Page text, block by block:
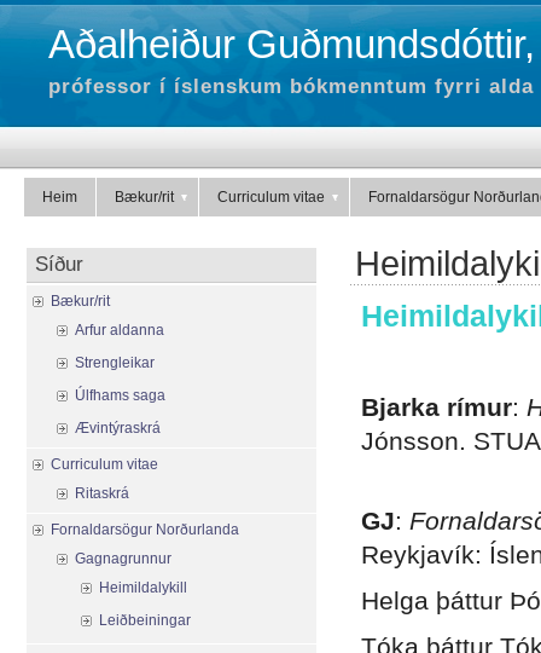
Aðalheiður Guðmundsdóttir,
prófessor í íslenskum bókmenntum fyrri alda
Heim Bækur/rit Curriculum vitae Fornaldarsögur
Bjarka rímur:
Jónsson.
GJ:
Reykjavík:
Helga þáttur
Tóka þáttur
Síður
Bækur/rit
Arfur aldanna
Strengleikar
Úlfhams saga
Ævintýraskrá
Curriculum vitae
Ritaskrá
Fornaldarsögur Norðurlanda
Gagnagrunnur
Heimildalykill
Leiðbeiningar